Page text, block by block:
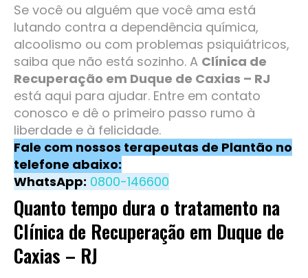
Se você ou alguém que você ama está
lutando contra a dependência química,
alcoolismo ou com problemas psiquiátricos,
saiba que não está sozinho. A Clínica de
Recuperação em Duque de Caxias – RJ
está aqui para ajudar. Entre em contato
conosco e dê o primeiro passo rumo à
liberdade e à felicidade.
Fale com nossos terapeutas de Plantão no
telefone abaixo:
WhatsApp: 0800-146600
Quanto tempo dura o tratamento na
Clínica de Recuperação em Duque de
Caxias – RJ